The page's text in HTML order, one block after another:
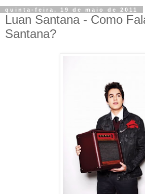
quinta-feira, 19 de maio de 2011
Luan Santana - Como
Santana?